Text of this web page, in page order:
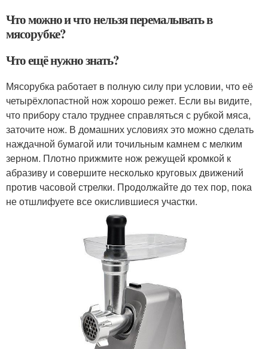
Что можно и что нельзя перемалывать в
мясорубке?
Что ещё нужно знать?
Мясорубка работает в полную силу при условии, что её
четырёхлопастной нож хорошо режет. Если вы видите,
что прибору стало труднее справляться с рубкой мяса,
заточите нож. В домашних условиях это можно сделать
наждачной бумагой или точильным камнем с мелким
зерном. Плотно прижмите нож режущей кромкой к
абразиву и совершите несколько круговых движений
против часовой стрелки. Продолжайте до тех пор, пока
не отшлифуете все окислившиеся участки.